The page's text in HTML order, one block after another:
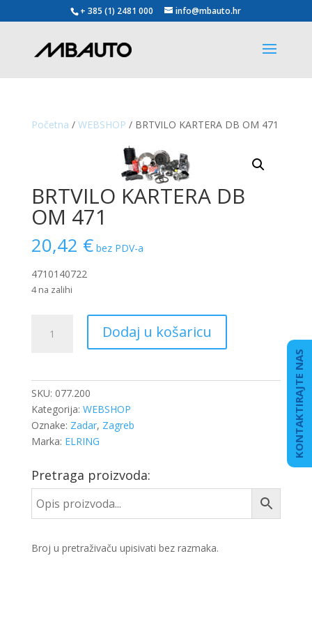
+ 385 (1) 2481 000 info@mbauto.hr
Početna / WEBSHOP / BRTVILO KARTERA DB OM 471
BRTVILO KARTERA DB
OM 471
20,42 € bez PDV-a
4710140722
4 na zalihi
KARTERA
Dodaj u košaricu
SKU: 077.200
Kategorija: WEBSHOP
Oznake: Zadar, Zagreb
Marka: ELRING
Pretraga proizvoda:
Broj u pretraživaču upisivati bez razmaka.
KONTAKTIRAJTE NAS